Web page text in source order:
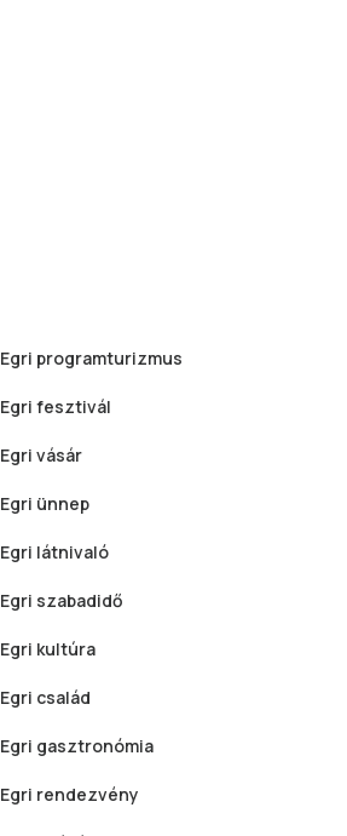
Egri programturizmus
Egri fesztivál
Egri vásár
Egri ünnep
Egri látnivaló
Egri szabadidő
Egri kultúra
Egri család
Egri gasztronómia
Egri rendezvény